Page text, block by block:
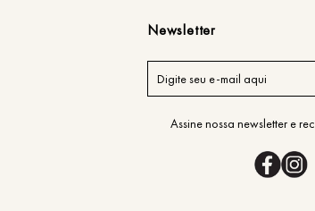
Newsletter
Assine nossa newsletter e